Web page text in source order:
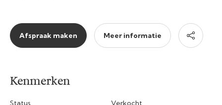
Afspraak maken Meer informatie
Kenmerken
Status Verkocht